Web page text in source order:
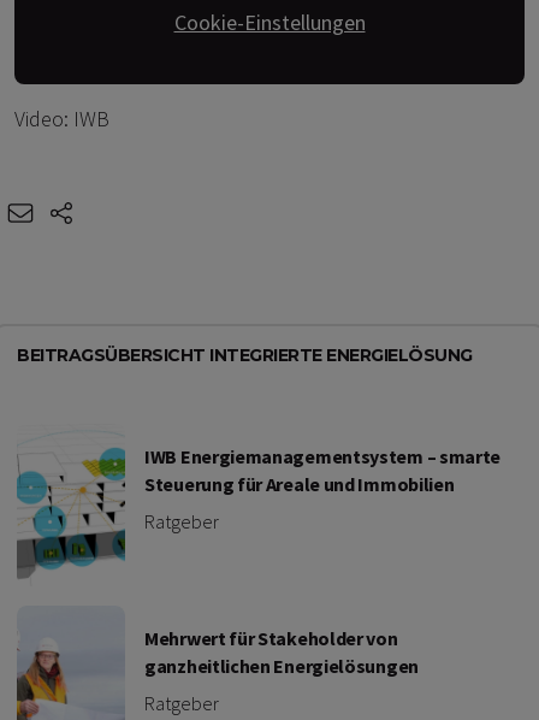
Cookie-Einstellungen
Video: IWB
e-mail
BEITRAGSÜBERSICHT INTEGRIERTE ENERGIELÖSUNG
IWB Energiemanagementsystem – smarte
Steuerung für Areale und Immobilien
Ratgeber
Mehrwert für Stakeholder von
ganzheitlichen Energielösungen
Ratgeber